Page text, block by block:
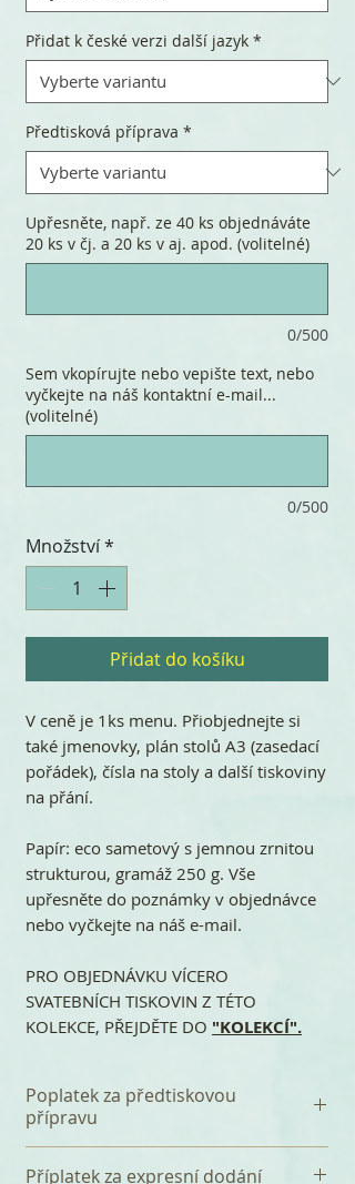
Přidat k české verzi další jazyk *
Předtisková příprava *
Upřesněte, např. ze 40 ks objednáváte
20 ks v čj. a 20 ks v aj. apod. (volitelné)
0/500
Sem vkopírujte nebo vepište text, nebo
vyčkejte na náš kontaktní e-mail...
(volitelné)
0/500
Množství*
Přidat do košíku
V ceně je 1ks menu. Přiobjednejte si
také jmenovky, plán stolů A3 (zasedací
pořádek), čísla na stoly a další tiskoviny
na přání.
Papír: eco sametový s jemnou zrnitou
strukturou, gramáž 250 g. Vše
upřesněte do poznámky v objednávce
nebo vyčkejte na náš e-mail.
PRO OBJEDNÁVKU VÍCERO
SVATEBNÍCH TISKOVIN Z TÉTO
KOLEKCE, PŘEJDĚTE DO "KOLEKCÍ".
Poplatek za předtiskovou
přípravu
Příplatek za expresní dodání